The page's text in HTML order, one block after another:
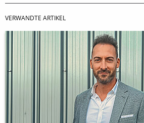
VERWANDTE ARTIKEL